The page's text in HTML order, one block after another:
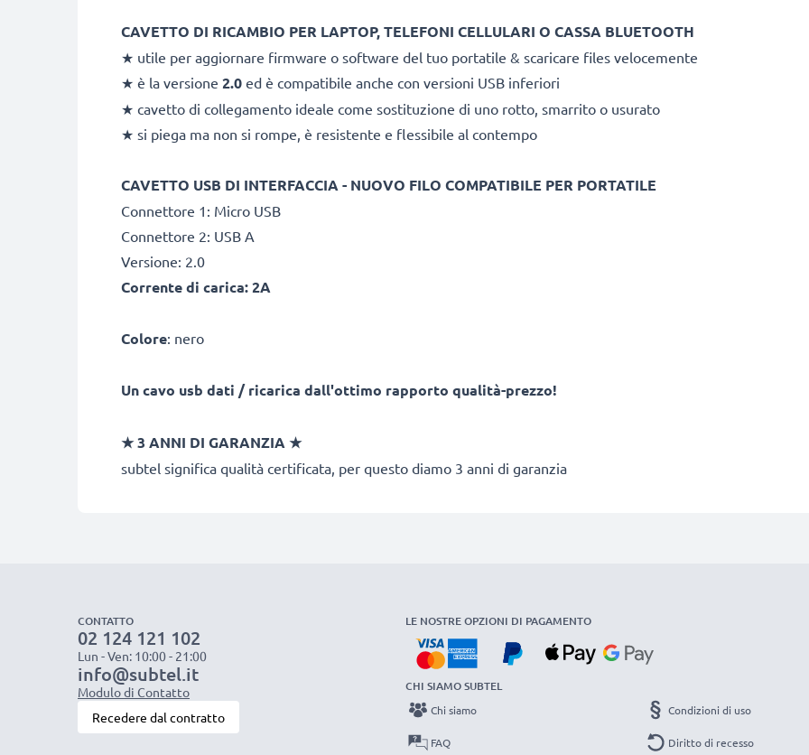
CAVETTO DI RICAMBIO PER LAPTOP, TELEFONI CELLULARI O CASSA BLUETOOTH
★ utile per aggiornare firmware o software del tuo portatile & scaricare files velocemente
★ è la versione 2.0 ed è compatibile anche con versioni USB inferiori
★ cavetto di collegamento ideale come sostituzione di uno rotto, smarrito o usurato
★ si piega ma non si rompe, è resistente e flessibile al contempo
CAVETTO USB DI INTERFACCIA - NUOVO FILO COMPATIBILE PER PORTATILE
Connettore 1: Micro USB
Connettore 2: USB A
Versione: 2.0
Corrente di carica: 2A
Colore: nero
Un cavo usb dati / ricarica dall'ottimo rapporto qualità-prezzo!
★3 ANNI DI GARANZIA ★
subtel significa qualità certificata, per questo diamo 3 anni di garanzia
CONTATTO
02 124 121 102
Lun - Ven: 10:00 - 21:00
info@subtel.it
Modulo di Contatto
Recedere dal contratto
LE NOSTRE OPZIONI DI PAGAMENTO
CHI SIAMO SUBTEL
Chi siamo
FAQ
Condizioni di uso
Diritto di recesso